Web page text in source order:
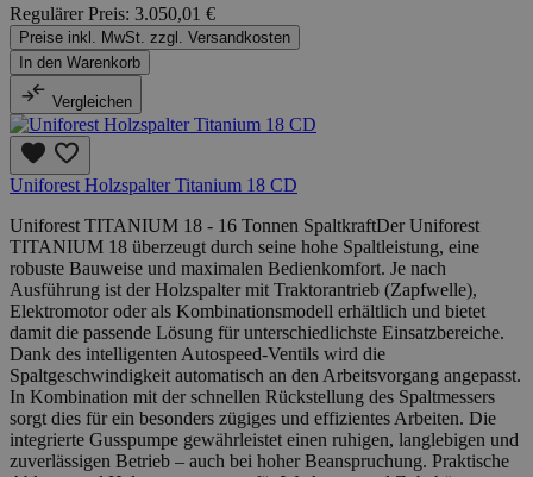
Regulärer Preis: 3.050,01 €
Preise inkl. MwSt. zzgl. Versandkosten
In den Warenkorb
Vergleichen
Uniforest Holzspalter Titanium 18 CD
Uniforest TITANIUM 18 - 16 Tonnen SpaltkraftDer Uniforest
TITANIUM 18 überzeugt durch seine hohe Spaltleistung, eine
robuste Bauweise und maximalen Bedienkomfort. Je nach
Ausführung ist der Holzspalter mit Traktorantrieb (Zapfwelle),
Elektromotor oder als Kombinationsmodell erhältlich und bietet
damit die passende Lösung für unterschiedlichste Einsatzbereiche.
Dank des intelligenten Autospeed-Ventils wird die
Spaltgeschwindigkeit automatisch an den Arbeitsvorgang angepasst.
In Kombination mit der schnellen Rückstellung des Spaltmessers
sorgt dies für ein besonders zügiges und effizientes Arbeiten. Die
integrierte Gusspumpe gewährleistet einen ruhigen, langlebigen und
zuverlässigen Betrieb – auch bei hoher Beanspruchung. Praktische